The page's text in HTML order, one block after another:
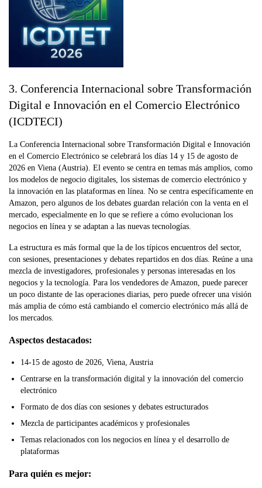
3. Conferencia Internacional sobre Transformación
Digital e Innovación en el Comercio Electrónico
(ICDTECI)
La Conferencia Internacional sobre Transformación Digital e Innovación
en el Comercio Electrónico se celebrará los días 14 y 15 de agosto de
2026 en Viena (Austria). El evento se centra en temas más amplios, como
los modelos de negocio digitales, los sistemas de comercio electrónico y
la innovación en las plataformas en línea. No se centra específicamente en
Amazon, pero algunos de los debates guardan relación con la venta en el
mercado, especialmente en lo que se refiere a cómo evolucionan los
negocios en línea y se adaptan a las nuevas tecnologías.
La estructura es más formal que la de los típicos encuentros del sector,
con sesiones, presentaciones y debates repartidos en dos días. Reúne a una
mezcla de investigadores, profesionales y personas interesadas en los
negocios y la tecnología. Para los vendedores de Amazon, puede parecer
un poco distante de las operaciones diarias, pero puede ofrecer una visión
más amplia de cómo está cambiando el comercio electrónico más allá de
los mercados.
Aspectos destacados:
14-15 de agosto de 2026, Viena, Austria
Centrarse en la transformación digital y la innovación del comercio
electrónico
Formato de dos días con sesiones y debates estructurados
Mezcla de participantes académicos y profesionales
Temas relacionados con los negocios en línea y el desarrollo de
plataformas
Para quién es mejor: